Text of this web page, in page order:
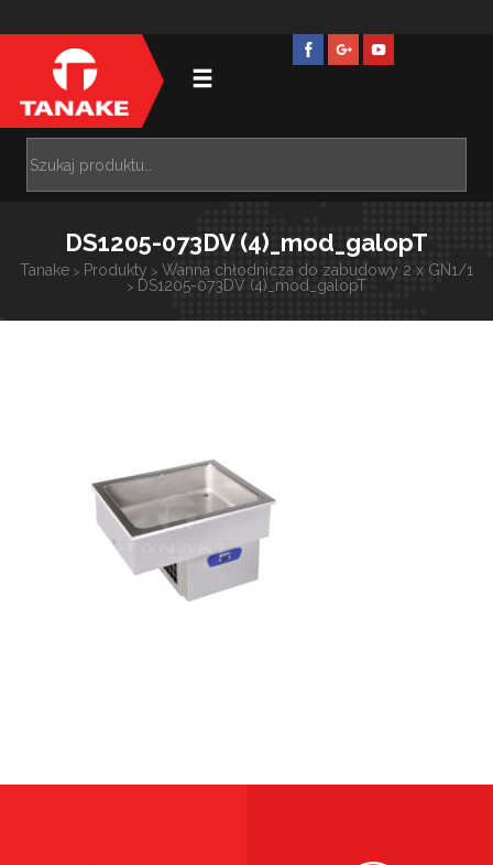
DS1205-073DV (4)_mod_galopT
Tanake > Produkty > Wanna chłodnicza do zabudowy 2 x GN1/1
> DS1205-073DV (4)_mod_galopT